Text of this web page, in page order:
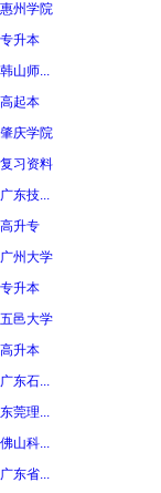
惠州学院
专升本
韩山师...
高起本
肇庆学院
复习资料
广东技...
高升专
广州大学
专升本
五邑大学
高升本
广东石...
东莞理...
佛山科...
广东省...